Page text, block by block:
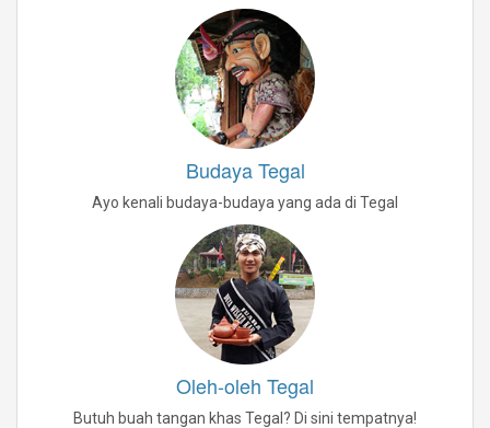
Budaya Tegal
Ayo kenali budaya-budaya yang ada di Tegal
Oleh-oleh Tegal
Butuh buah tangan khas Tegal? Di sini tempatnya!